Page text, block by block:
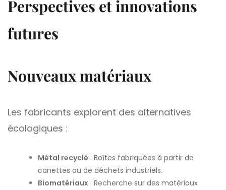
Perspectives et innovations
futures
Nouveaux matériaux
Les fabricants explorent des alternatives
écologiques :
Métal recyclé : Boîtes fabriquées à partir de
canettes ou de déchets industriels.
Biomatériaux : Recherche sur des matériaux